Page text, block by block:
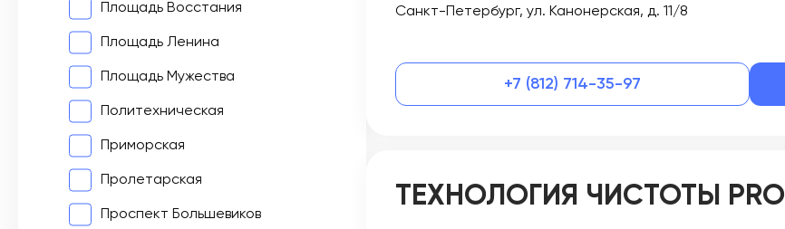
Площадь Восстания
Площадь Ленина
Площадь Мужества
Политехническая
Приморская
Пролетарская
Проспект Большевиков
Санкт-Петербург, ул. Канонерская, д. 11/8
+7 (812) 714-35-97
ТЕХНОЛОГИЯ ЧИСТОТЫ PRO